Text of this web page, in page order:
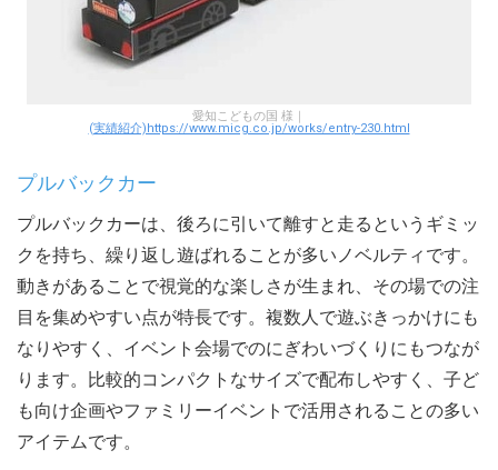
愛知こどもの国 様｜
(実績紹介)https://www.micg.co.jp/works/entry-230.html
プルバックカー
プルバックカーは、後ろに引いて離すと走るというギミッ
クを持ち、繰り返し遊ばれることが多いノベルティです。
動きがあることで視覚的な楽しさが生まれ、その場での注
目を集めやすい点が特長です。複数人で遊ぶきっかけにも
なりやすく、イベント会場でのにぎわいづくりにもつなが
ります。比較的コンパクトなサイズで配布しやすく、子ど
も向け企画やファミリーイベントで活用されることの多い
アイテムです。